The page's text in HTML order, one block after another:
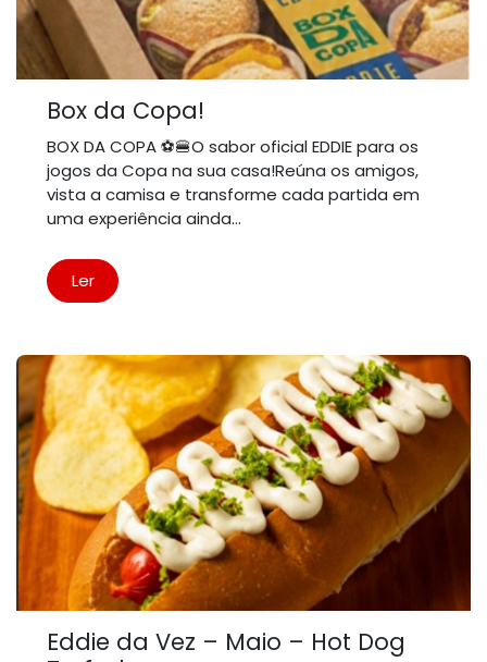
Box da Copa!
BOX DA COPA ⚽🍔O sabor oficial EDDIE para os
jogos da Copa na sua casa!Reúna os amigos,
vista a camisa e transforme cada partida em
uma experiência ainda...
Ler
Eddie da Vez – Maio – Hot Dog